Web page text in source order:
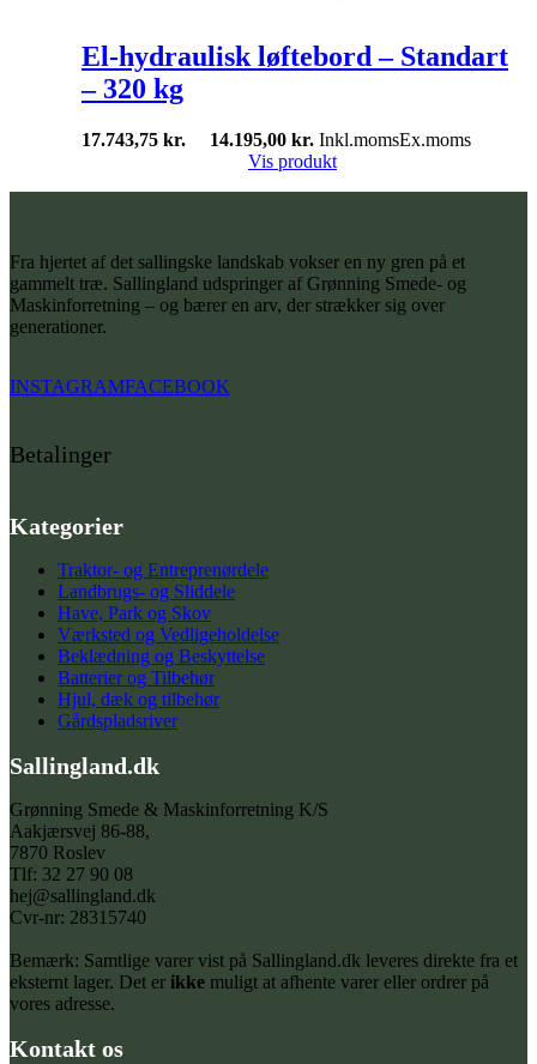
El-hydraulisk løftebord – Standart
– 320 kg
17.743,75 kr. 14.195,00 kr. Inkl.momsEx.moms
Vis produkt
Fra hjertet af det sallingske landskab vokser en ny gren på et
gammelt træ. Sallingland udspringer af Grønning Smede- og
Maskinforretning – og bærer en arv, der strækker sig over
generationer.
INSTAGRAMFACEBOOK
Betalinger
Kategorier
Traktor- og Entreprenørdele
Landbrugs- og Sliddele
Have, Park og Skov
Værksted og Vedligeholdelse
Beklædning og Beskyttelse
Batterier og Tilbehør
Hjul, dæk og tilbehør
Gårdspladsriver
Sallingland.dk
Grønning Smede & Maskinforretning K/S
Aakjærsvej 86-88,
7870 Roslev
Tlf: 32 27 90 08
hej@sallingland.dk
Cvr-nr: 28315740
Bemærk: Samtlige varer vist på Sallingland.dk leveres direkte fra et
eksternt lager. Det er ikke muligt at afhente varer eller ordrer på
vores adresse.
Kontakt os